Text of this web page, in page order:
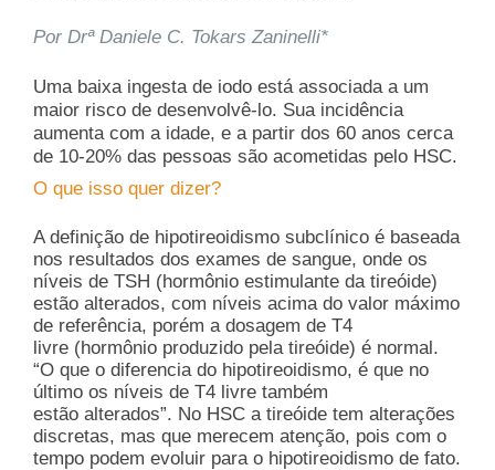
Por Drª Daniele C. Tokars Zaninelli*
Uma baixa ingesta de iodo está associada a um
maior risco de desenvolvê-lo. Sua incidência
aumenta com a idade, e a partir dos 60 anos cerca
de 10-20% das pessoas são acometidas pelo HSC.
O que isso quer dizer?
A definição de hipotireoidismo subclínico é baseada
nos resultados dos exames de sangue, onde os
níveis de TSH (hormônio estimulante da tireóide)
estão alterados, com níveis acima do valor máximo
de referência, porém a dosagem de T4
livre (hormônio produzido pela tireóide) é normal.
“O que o diferencia do hipotireoidismo, é que no
último os níveis de T4 livre também
estão alterados”. No HSC a tireóide tem alterações
discretas, mas que merecem atenção, pois com o
tempo podem evoluir para o hipotireoidismo de fato.